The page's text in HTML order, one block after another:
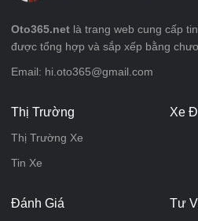
Oto365.net là trang web cung cấp
được tổng hợp và sắp xếp bằng
Email: hi.oto365@gmail.com
Thị Trường
Thị Trường Xe
Tin Xe
Xe
Đánh Giá Tư